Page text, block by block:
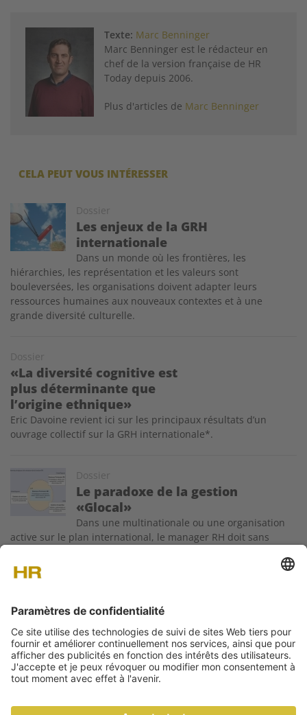
Texte: Marc Benninger
Marc Benninger est le rédacteur en
chef de la version française de HR
Today depuis 2006.
Plus d'articles de Marc Benninger
CELA PEUT VOUS INTÉRESSER
Dossier
Les enjeux de la GRH
internationale
Image
Dans un monde où les frontières, les
hiérarchies, les représentation et les valeurs sont
bouleversées, les organisations doivent adapter leurs
ressources humaines aux nouveaux contextes et à une
grande diversité culturelle.
Dossier
«La diversité cognitive est
plus déterminante que
l’origine ethnique»
Eric Davoine revient ici sur les principaux résultats d’un
ouvrage collectif sur la GRH internationale*.
Dossier
Le paradoxe de la gestion
«Glocal»
Image
Dans une multinationale ou une organisation
active sur le plan international, le manager RH doit sans
réalité du terrain, toujours différente selon les pays. Voici un
modèle de structure RH adaptée à un environnement